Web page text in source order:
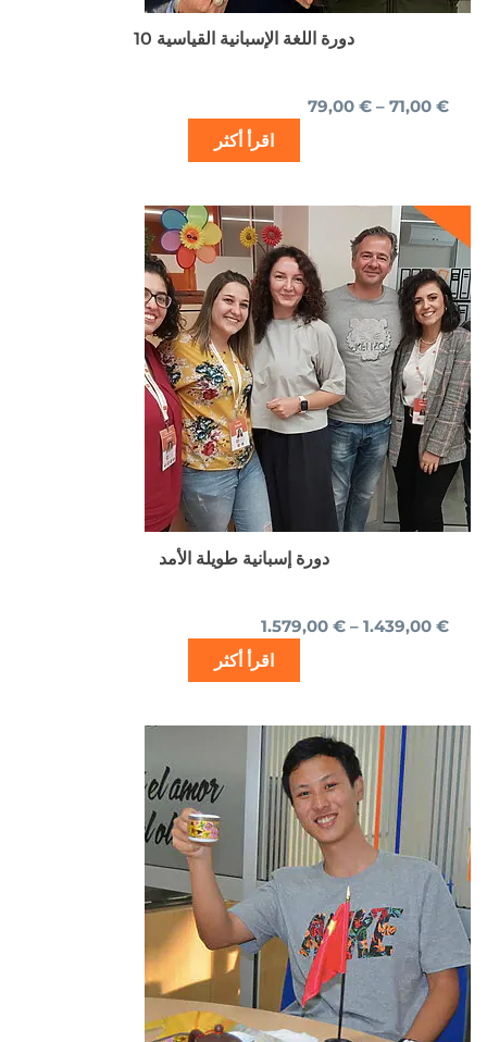
دورة اللغة الإسبانية القياسية 10
71,00€
–
79,00€
اقرأ أكثر
المنتج
دورة إسبانية طويلة الأمد
1.439,00€
–
1.579,00€
نطاق
السعر:
من
⁦1.439,00 €⁩
خلال
⁦1.579,00 €⁩
اقرأ أكثر
هناك
العديد
من
الأشكال
المختلفة
لهذا
المنتج.
يمكن
اختيار
الخيارات
على
صفحة
المنتج
نطاق
السعر:
من
خلال
هناك
العديد
من
الأشكال
المختلفة
لهذا
المنتج.
يمكن
اختيار
الخيارات
على
صفحة